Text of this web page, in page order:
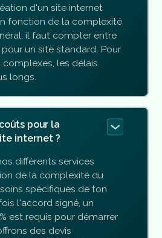
d'un site internet
fonction de la complexité
il faut compter entre
un site standard. Pour
les délais
longs.
pour la
internet ?
différents services
de la complexité du
spécifiques de ton
l'accord signé, un
est requis pour démarrer
des devis